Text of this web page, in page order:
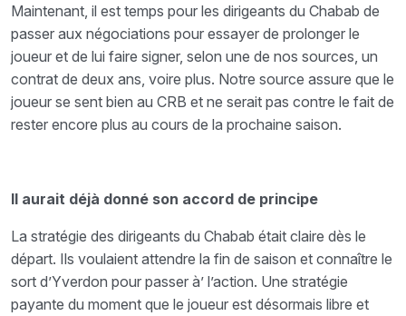
Maintenant, il est temps pour les dirigeants du Chabab de
passer aux négociations pour essayer de prolonger le
joueur et de lui faire signer, selon une de nos sources, un
contrat de deux ans, voire plus. Notre source assure que le
joueur se sent bien au CRB et ne serait pas contre le fait de
rester encore plus au cours de la prochaine saison.
Il aurait déjà donné son accord de principe
La stratégie des dirigeants du Chabab était claire dès le
départ. Ils voulaient attendre la fin de saison et connaître le
sort d’Yverdon pour passer à’ l’action. Une stratégie
payante du moment que le joueur est désormais libre et